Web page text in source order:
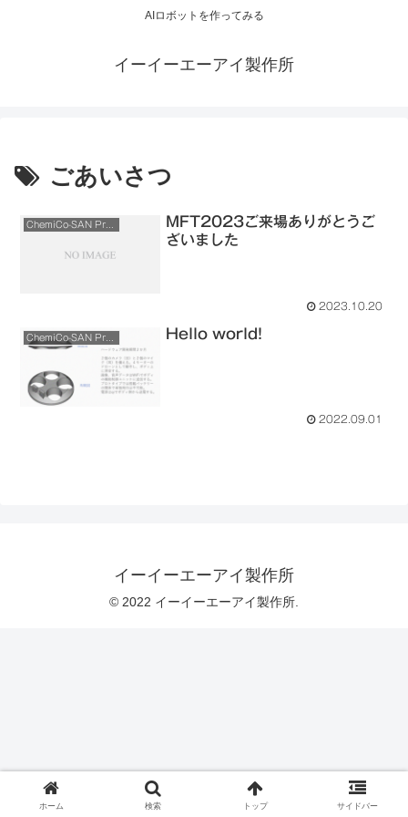
AIロボットを作ってみる
イーイーエーアイ製作所
ごあいさつ
ChemiCo-SAN Project
MFT2023ご来場ありがとうご
ざいました
2023.10.20
ChemiCo-SAN Project Hello world!
2022.09.01
イーイーエーアイ製作所
© 2022 イーイーエーアイ製作所.
ホーム 検索 トップ サイドバー